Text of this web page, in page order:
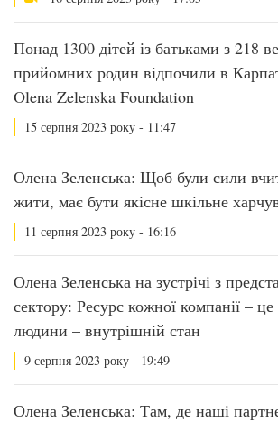
Понад 1300 дітей із батьками з 218
прийомних родин відпочили в
Olena Zelenska Foundation
15 серпня 2023 року - 11:47
Олена Зеленська: Щоб були сили
жити, має бути якісне шкільне
11 серпня 2023 року - 16:16
Олена Зеленська на зустрічі з
сектору: Ресурс кожної компанії –
людини – внутрішній стан
9 серпня 2023 року - 19:49
Олена Зеленська: Там, де наші